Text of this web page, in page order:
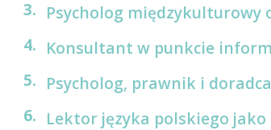
Psycholog międzykulturowy
Konsultant w punkcie
Psycholog, prawnik i
Lektor języka polskiego jako